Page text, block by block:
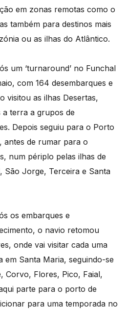
em zonas remotas como o
também para destinos mais
ou as ilhas do Atlântico.
um ‘turnaround’ no Funchal
com 164 desembarques e
visitou as ilhas Desertas,
terra a grupos de
Depois seguiu para o Porto
antes de rumar para o
num périplo pelas ilhas de
São Jorge, Terceira e Santa
os embarques e
o navio retomou
onde vai visitar cada uma
em Santa Maria, seguindo-se
Corvo, Flores, Pico, Faial,
parte para o porto de
para uma temporada no